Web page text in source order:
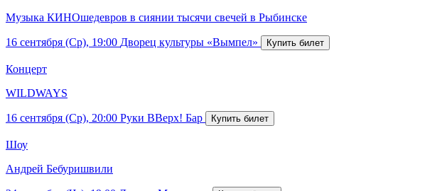
Музыка КИНОшедевров в сиянии тысячи свечей в Рыбинске
16 сентября (Ср), 19:00 Дворец культуры «Вымпел»
Концерт
WILDWAYS
16 сентября (Ср), 20:00 Руки ВВерх! Бар
Шоу
Андрей Бебуришвили